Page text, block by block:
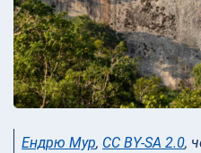
Ендрю Мур, CC BY-SA 2.0,